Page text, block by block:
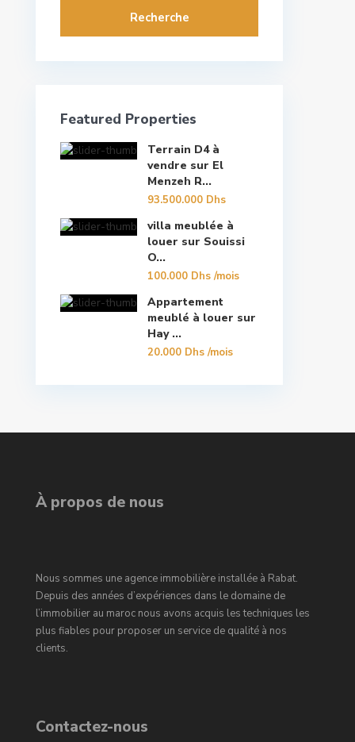
Recherche
Featured Properties
Terrain D4 à
vendre sur El
Menzeh R...
93.500.000 Dhs
villa meublée à
louer sur Souissi
O...
100.000 Dhs/mois
Appartement
meublé à louer sur
Hay ...
20.000 Dhs/mois
À propos de nous
Nous sommes une agence immobilière installée à Rabat.
Depuis des années d’expériences dans le domaine de
l’immobilier au maroc nous avons acquis les techniques les
plus fiables pour proposer un service de qualité à nos
clients.
Contactez-nous